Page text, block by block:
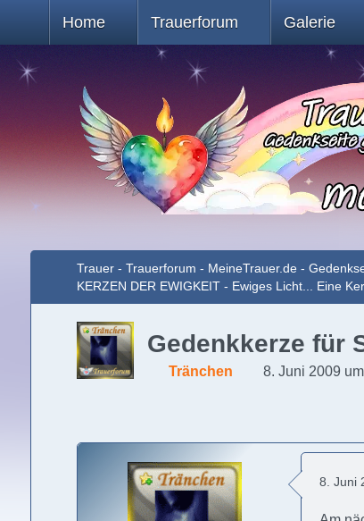
Home Trauerforum Galerie
Trauer - Trauerforum - MeineTrauer.de -
KERZEN DER EWIGKEIT - Ewiges Licht... Eine
Gedenkkerze für
Tränchen 8. Juni 2009
8. Juni